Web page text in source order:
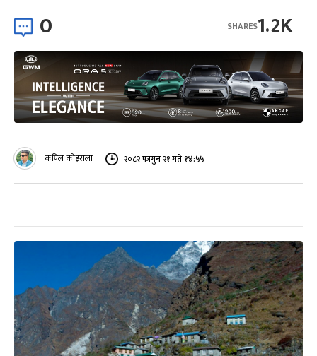
0 1.2K
SHARES
कपिल कोइराला २०८२ फागुन २१ गते १४:५५